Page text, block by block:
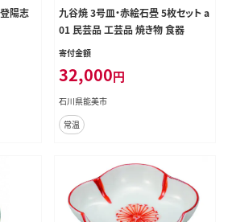
陽志
九谷焼 3号皿・赤絵石畳 5枚セット a
01 民芸品 工芸品 焼き物 食器
寄付金額
32,000円
石川県能美市
常温